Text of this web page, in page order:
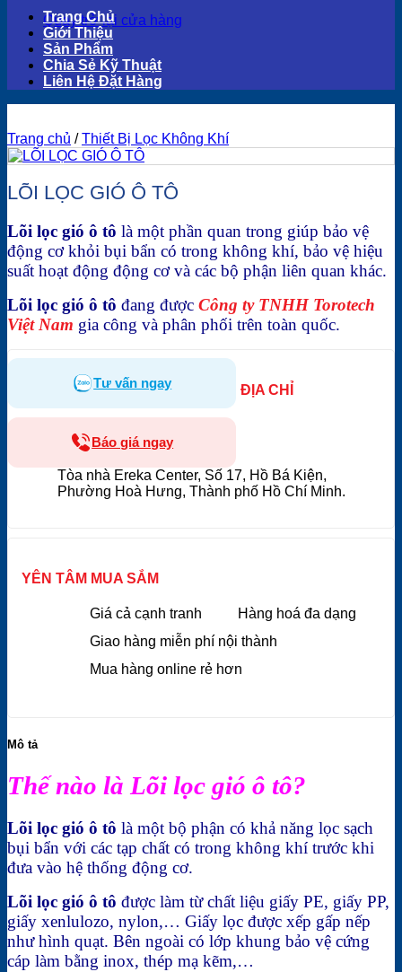
Quay trở lại cửa hàng
Trang Chủ
Giới Thiệu
Sản Phẩm
Chia Sẻ Kỹ Thuật
Liên Hệ Đặt Hàng
Trang chủ / Thiết Bị Lọc Không Khí
LÕI LỌC GIÓ Ô TÔ
Lõi lọc gió ô tô là một phần quan trong giúp bảo vệ
động cơ khỏi bụi bẩn có trong không khí, bảo vệ hiệu
suất hoạt động động cơ và các bộ phận liên quan khác.
Lõi lọc gió ô tô đang được Công ty TNHH Torotech
Việt Nam gia công và phân phối trên toàn quốc.
Tư vấn ngay
Báo giá ngay
ĐỊA CHỈ
Tòa nhà Ereka Center, Số 17, Hồ Bá Kiện,
Phường Hoà Hưng, Thành phố Hồ Chí Minh.
YÊN TÂM MUA SẮM
Giá cả cạnh tranh
Hàng hoá đa dạng
Giao hàng miễn phí nội thành
Mua hàng online rẻ hơn
Mô tả
Thế nào là Lõi lọc gió ô tô?
Lõi lọc gió ô tô là một bộ phận có khả năng lọc sạch
bụi bẩn với các tạp chất có trong không khí trước khi
đưa vào hệ thống động cơ.
Lõi lọc gió ô tô được làm từ chất liệu giấy PE, giấy PP,
giấy xenlulozo, nylon,… Giấy lọc được xếp gấp nếp
như hình quạt. Bên ngoài có lớp khung bảo vệ cứng
cáp làm bằng inox, thép mạ kẽm,…